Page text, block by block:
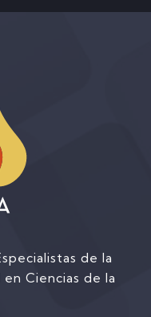
de la
Ciencias de la